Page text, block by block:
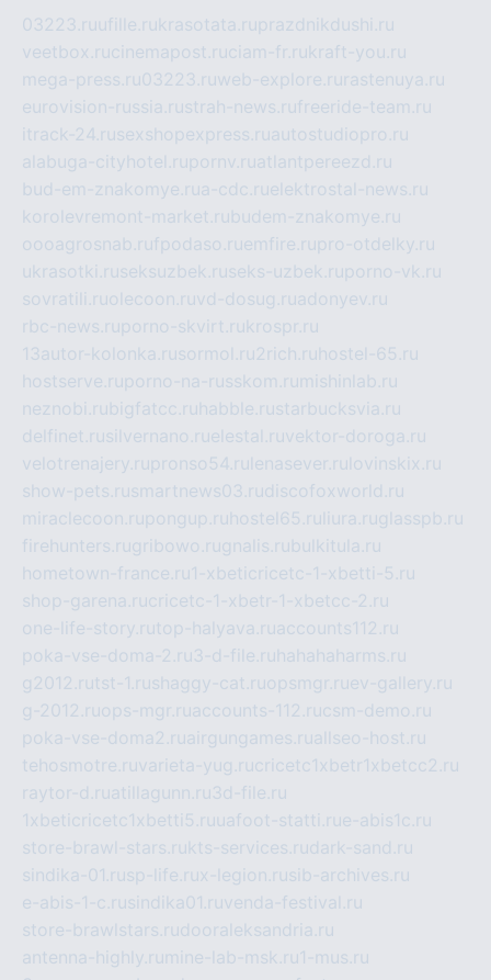
03223.ruufille.rukrasotata.ruprazdnikdushi.ru
veetbox.rucinemapost.ruciam-fr.rukraft-you.ru
mega-press.ru03223.ruweb-explore.ru rastenuya.ru
eurovision-russia.rustrah-news.rufreeride-team.ru
itrack-24.rusexshopexpress.ruautostudiopro.ru
alabuga-cityhotel.rupornv.ruatlantpereezd.ru
bud-em-znakomye.rua-cdc.ruelektrostal-news.ru
korolevremont-market.rubudem-znakomye.ru
oooagrosnab.rufpodaso.ruemfire.rupro-otdelky.ru
ukrasotki.ruseksuzbek.ruseks-uzbek.ruporno-vk.ru
sovratili.ruolecoon.ruvd-dosug.ruadonyev.ru
rbc-news.ruporno-skvirt.rukrospr.ru
13autor-kolonka.rusormol.ru2rich.ru hostel-65.ru
hostserve.ruporno-na-russkom.ru mishinlab.ru
neznobi.rubigfatcc.ru habble.rustarbucksvia.ru
delfinet.rusilvernano.ruelestal.ruvektor-doroga.ru
velotrenajery.rupronso54.ru lenasever.ru lovinskix.ru
show-pets.rusmartnews03.rudiscofoxworld.ru
miraclecoon.rupongup.ru hostel65.ru liura.ruglasspb.ru
firehunters.rugribowo.rugnalis.rubulkitula.ru
hometown-france.ru1-xbeticricetc-1-xbetti-5.ru
shop-garena.rucricetc-1-xbetr-1-xbetcc-2.ru
one-life-story.rutop-halyava.ruaccounts112.ru
poka-vse-doma-2.ru3-d-file.ru hahahaharms.ru
g2012.rutst-1.rushaggy-cat.ruopsmgr.ruev-gallery.ru
g-2012.ruops-mgr.ruaccounts-112.rucsm-demo.ru
poka-vse-doma2.ruairgungames.ruallseo-host.ru
tehosmotre.ruvarieta-yug.rucricetc1xbetr1xbetcc2.ru
raytor-d.ruatillagunn.ru3d-file.ru
1xbeticricetc1xbetti5.ruuafoot-statti.rue-abis1c.ru
store-brawl-stars.rukts-services.rudark-sand.ru
sindika-01.rusp-life.rux-legion.rusib-archives.ru
e-abis-1-c.rusindika01.ruvenda-festival.ru
store-brawlstars.rudooraleksandria.ru
antenna-highly.ru mine-lab-msk.ru1-mus.ru